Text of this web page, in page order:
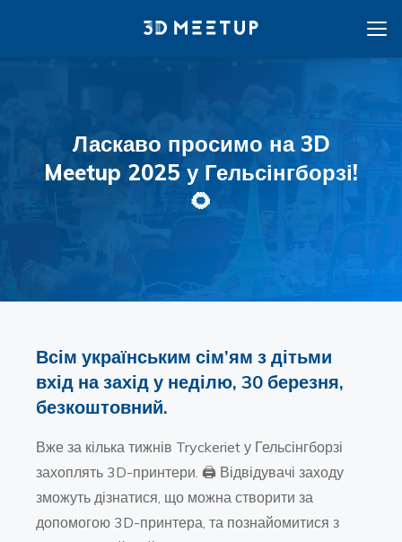
Ласкаво просимо на 3D
Meetup 2025 у Гельсінгборзі!
🌻
Всім українським сім’ям з дітьми
вхід на захід у неділю, 30 березня,
безкоштовний.
Вже за кілька тижнів Tryckeriet у Гельсінгборзі
захоплять 3D-принтери. 🖨️ Відвідувачі заходу
зможуть дізнатися, що можна створити за
допомогою 3D-принтера, та познайомитися з